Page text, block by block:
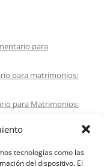
tecnologías como las
del dispositivo. El
para
para matrimonios:
para Matrimonios:
hacer? Comentario para
BUENOS AIRES